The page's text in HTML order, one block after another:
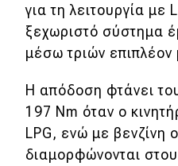
για τη λειτουργία με
ξεχωριστό σύστημα
μέσω τριών
Η απόδοση φτάνει
197 Nm όταν ο
LPG, ενώ με βενζίνη
διαμορφώνονται